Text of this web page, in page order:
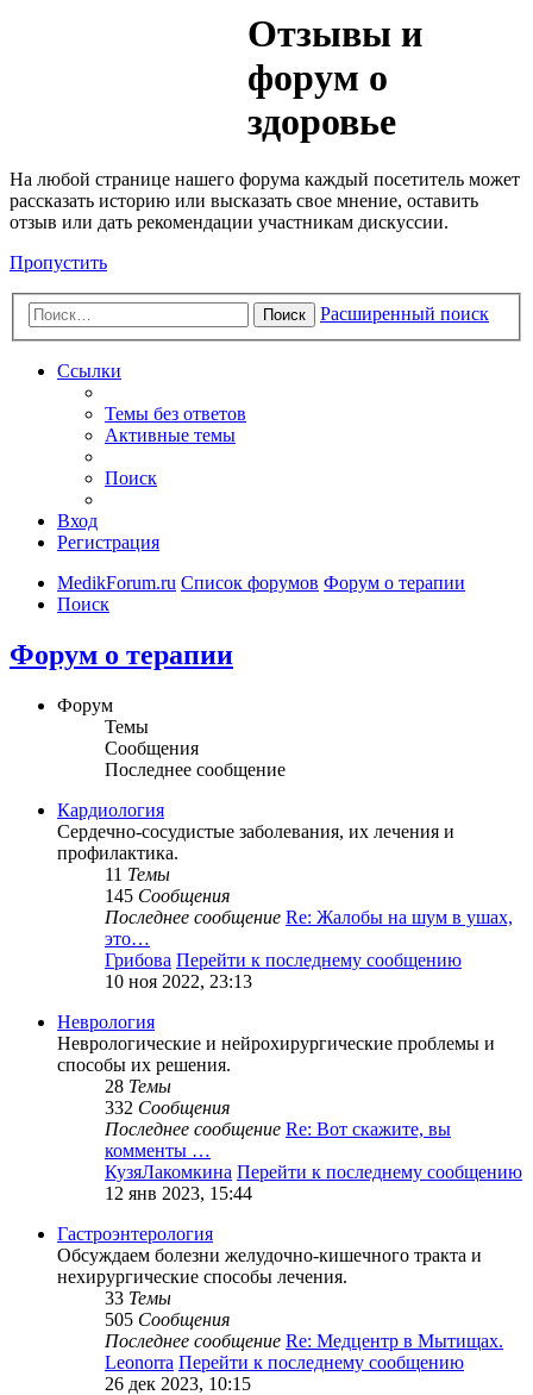
Отзывы и
форум о
здоровье
На любой странице нашего форума каждый посетитель может
рассказать историю или высказать свое мнение, оставить
отзыв или дать рекомендации участникам дискуссии.
Пропустить
Поиск Расширенный поиск
Ссылки
Темы без ответов
Активные темы
Поиск
Вход
Регистрация
MedikForum.ru Список форумов Форум о терапии
Поиск
Форум о терапии
Форум
Темы
Сообщения
Последнее сообщение
Кардиология
Сердечно-сосудистые заболевания, их лечения и
профилактика.
11 Темы
145 Сообщения
Последнее сообщение Re: Жалобы на шум в ушах,
это…
Грибова Перейти к последнему сообщению
10 ноя 2022, 23:13
Неврология
Неврологические и нейрохирургические проблемы и
способы их решения.
28 Темы
332 Сообщения
Последнее сообщение Re: Вот скажите, вы
комменты …
КузяЛакомкина Перейти к последнему сообщению
12 янв 2023, 15:44
Гастроэнтерология
Обсуждаем болезни желудочно-кишечного тракта и
нехирургические способы лечения.
33 Темы
505 Сообщения
Последнее сообщение Re: Медцентр в Мытищах.
Leonorra Перейти к последнему сообщению
26 дек 2023, 10:15